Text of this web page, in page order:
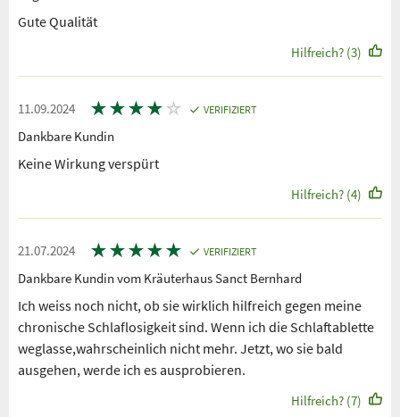
Gute Qualität
Hilfreich? (3)
11.09.2024 ★★★★ ☆ VERIFIZIERT
Dankbare Kundin
Keine Wirkung verspürt
Hilfreich? (4)
21.07.2024 ★★★★★ VERIFIZIERT
Dankbare Kundin vom Kräuterhaus Sanct Bernhard
Ich weiss noch nicht, ob sie wirklich hilfreich gegen meine
chronische Schlaflosigkeit sind. Wenn ich die Schlaftablette
weglasse,wahrscheinlich nicht mehr. Jetzt, wo sie bald
ausgehen, werde ich es ausprobieren.
Hilfreich? (7)